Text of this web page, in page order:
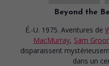
Beyond the
É.-U. 1975. Aventures de
MacMurray, Sam
disparaissent
dans un